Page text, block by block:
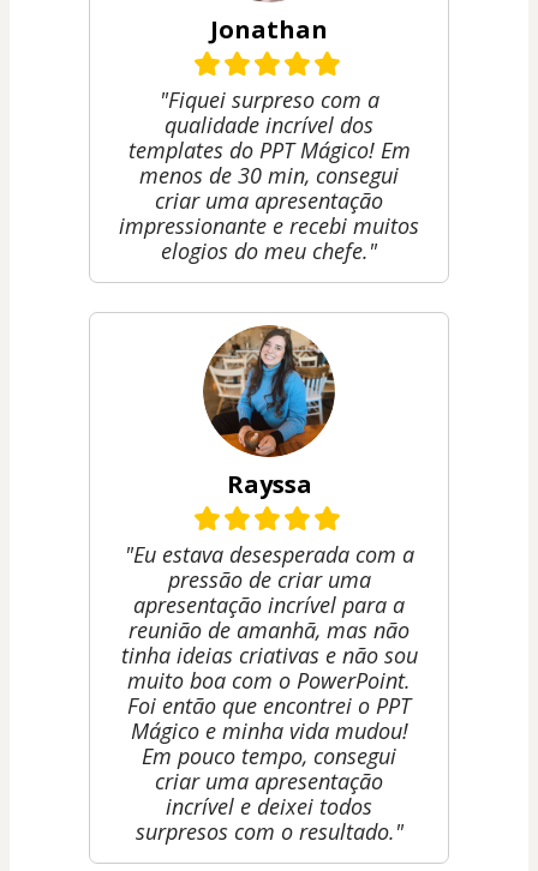
Jonathan
"Fiquei surpreso com a
qualidade incrível dos
templates do PPT Mágico! Em
menos de 30 min, consegui
criar uma apresentação
impressionante e recebi muitos
elogios do meu chefe."
Rayssa
"Eu estava desesperada com a
pressão de criar uma
apresentação incrível para a
reunião de amanhã, mas não
tinha ideias criativas e não sou
muito boa com o PowerPoint.
Foi então que encontrei o PPT
Mágico e minha vida mudou!
Em pouco tempo, consegui
criar uma apresentação
incrível e deixei todos
surpresos com o resultado."